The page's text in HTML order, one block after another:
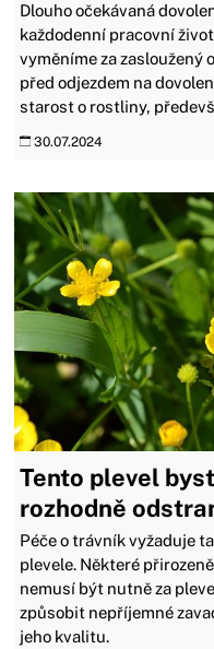
Dlouho očekávaná
každodenní pracovní
vyměníme za zasloužený
před odjezdem na
starost o rostliny,
30.07.2024
Tento plevel
rozhodně
Péče o trávník vyžaduje
plevele. Některé
nemusí být nutně za
způsobit nepříjemné
jeho kvalitu.